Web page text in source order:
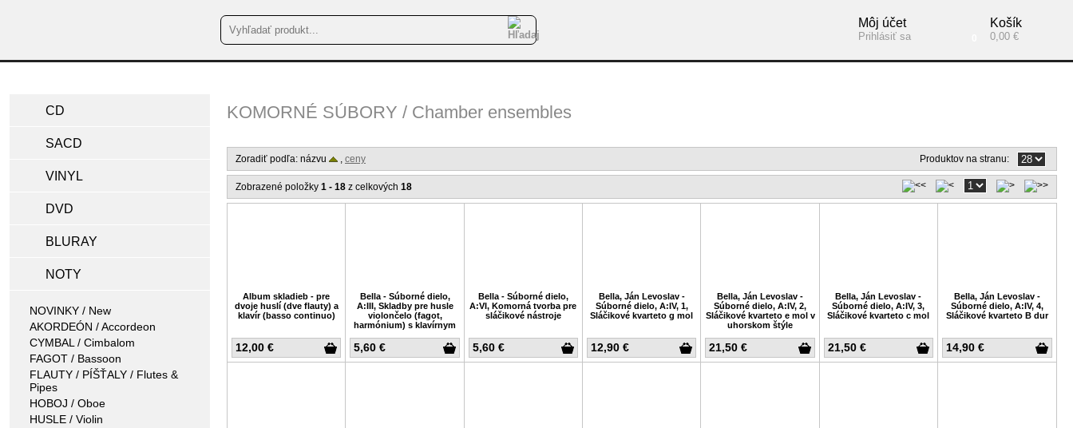
Košík
0,00 €
Môj účet
Prihlásiť sa
CD
SACD
VINYL
DVD
BLURAY
NOTY
NOVINKY / New
AKORDEÓN / Accordeon
CYMBAL / Cimbalom
FAGOT / Bassoon
FLAUTY / PÍŠŤALY / Flutes &
Pipes
HOBOJ / Oboe
HUSLE / Violin
KOMORNÉ SÚBORY / Chamber ensembles
Zoradiť podľa: názvu , ceny Produktov na stranu:
Zobrazené položky 1 - 18 z celkových 18
12,00 €
Album skladieb - pre
dvoje huslí (dve flauty) a
klavír (basso continuo)
5,60 €
Bella - Súborné dielo,
A:III, Skladby pre husle
violončelo (fagot,
harmónium) s klavírnym
5,60 €
Bella - Súborné dielo,
A:VI, Komorná tvorba pre
sláčikové nástroje
12,90 €
Bella, Ján Levoslav -
Súborné dielo, A:IV, 1,
Sláčikové kvarteto g mol
21,50 €
Bella, Ján Levoslav -
Súborné dielo, A:IV, 2,
Sláčikové kvarteto e mol v
uhorskom štýle
21,50 €
Bella, Ján Levoslav -
Súborné dielo, A:IV, 3,
Sláčikové kvarteto c mol
14,90 €
Bella, Ján Levoslav -
Súborné dielo, A:IV, 4,
Sláčikové kvarteto B dur